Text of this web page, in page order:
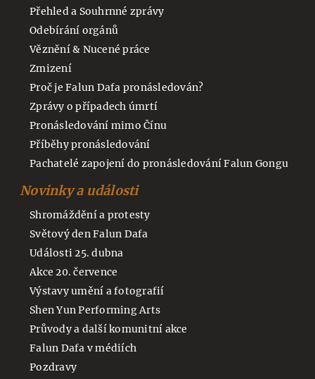
Přehled a Souhrnné zprávy
Odebírání orgánů
Věznění & Nucené práce
Zmizení
Proč je Falun Dafa pronásledován?
Zprávy o případech úmrtí
Pronásledování mimo Čínu
Příběhy pronásledování
Pachatelé zapojení do pronásledování Falun Gongu
Novinky a události
Shromáždění a protesty
Světový den Falun Dafa
Události 25. dubna
Akce 20. července
Výstavy umění a fotografií
Shen Yun Performing Arts
Průvody a další komunitní akce
Falun Dafa v médiích
Pozdravy